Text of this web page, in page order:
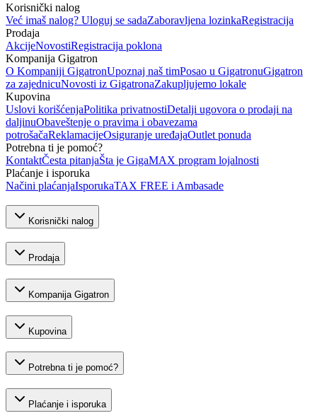
Korisnički nalog
Već imaš nalog? Uloguj se sadaZaboravljena lozinkaRegistracija
Prodaja
AkcijeNovostiRegistracija poklona
Kompanija Gigatron
O Kompaniji GigatronUpoznaj naš timPosao u GigatronuGigatron
za zajednicuNovosti iz GigatronaZakupljujemo lokale
Kupovina
Uslovi korišćenjaPolitika privatnostiDetalji ugovora o prodaji na
daljinuObaveštenje o pravima i obavezama
potrošačaReklamacijeOsiguranje uređajaOutlet ponuda
Potrebna ti je pomoć?
KontaktČesta pitanjaŠta je GigaMAX program lojalnosti
Plaćanje i isporuka
Načini plaćanjaIsporukaTAX FREE i Ambasade
Korisnički nalog
Prodaja
Kompanija Gigatron
Kupovina
Potrebna ti je pomoć?
Plaćanje i isporuka